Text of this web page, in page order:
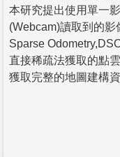
本研究提出使用單一
(Webcam)讀取到的
Sparse
直接稀疏法獲取的點
獲取完整的地圖建構資